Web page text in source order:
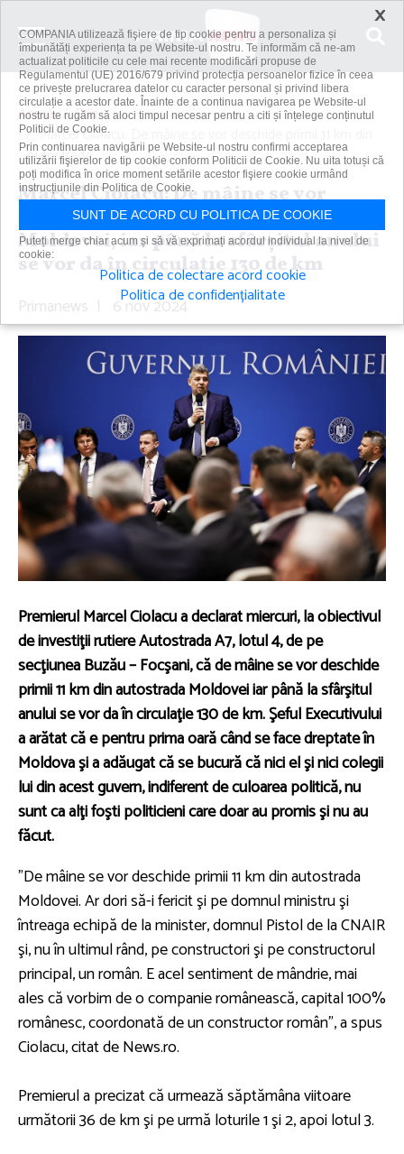
Acasă
Știri
Marcel Ciolacu: De mâine se vor deschide primii 11 km din
Autostrada...
Marcel Ciolacu: De mâine se vor
deschide primii 11 km din Autostrada
Moldovei, iar până la sfârşitul anului
se vor da în circulaţie 130 de km
Primanews | 6 nov 2024
Premierul Marcel Ciolacu a declarat miercuri, la obiectivul
de investiţii rutiere Autostrada A7, lotul 4, de pe
secţiunea Buzău – Focşani, că de mâine se vor deschide
primii 11 km din autostrada Moldovei iar până la sfârşitul
anului se vor da în circulaţie 130 de km. Şeful Executivului
a arătat că e pentru prima oară când se face dreptate în
Moldova şi a adăugat că se bucură că nici el şi nici colegii
lui din acest guvern, indiferent de culoarea politică, nu
sunt ca alţi foşti politicieni care doar au promis şi nu au
făcut.
”De mâine se vor deschide primii 11 km din autostrada
Moldovei. Ar dori să-i fericit şi pe domnul ministru şi
întreaga echipă de la minister, domnul Pistol de la CNAIR
şi, nu în ultimul rând, pe constructori şi pe constructorul
principal, un român. E acel sentiment de mândrie, mai
ales că vorbim de o companie românească, capital 100%
românesc, coordonată de un constructor român”, a spus
Ciolacu, citat de News.ro.
Premierul a precizat că urmează săptămâna viitoare
următorii 36 de km şi pe urmă loturile 1 şi 2, apoi lotul 3.
×
COMPANIA utilizează fişiere de tip cookie pentru a personaliza și
îmbunătăți experiența ta pe Website-ul nostru. Te informăm că ne-am
actualizat politicile cu cele mai recente modificări propuse de
Regulamentul (UE) 2016/679 privind protecția persoanelor fizice în ceea
ce privește prelucrarea datelor cu caracter personal și privind libera
circulație a acestor date. Înainte de a continua navigarea pe Website-ul
nostru te rugăm să aloci timpul necesar pentru a citi și înțelege conținutul
Politicii de Cookie.
Prin continuarea navigării pe Website-ul nostru confirmi acceptarea
utilizării fişierelor de tip cookie conform Politicii de Cookie. Nu uita totuși că
poți modifica în orice moment setările acestor fişiere cookie urmând
instrucțiunile din Politica de Cookie.
SUNT DE ACORD CU POLITICA DE COOKIE
Puteți merge chiar acum și să vă exprimați acordul individual la nivel de
cookie:
Politica de colectare acord cookie
Politica de confidențialitate